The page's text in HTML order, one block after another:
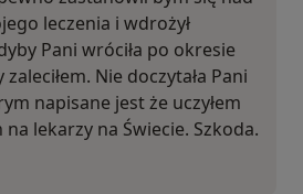
leczenia i wdrożył
Pani wróciła po okresie
Nie doczytała Pani
napisane jest że uczyłem
lekarzy na Świecie. Szkoda.